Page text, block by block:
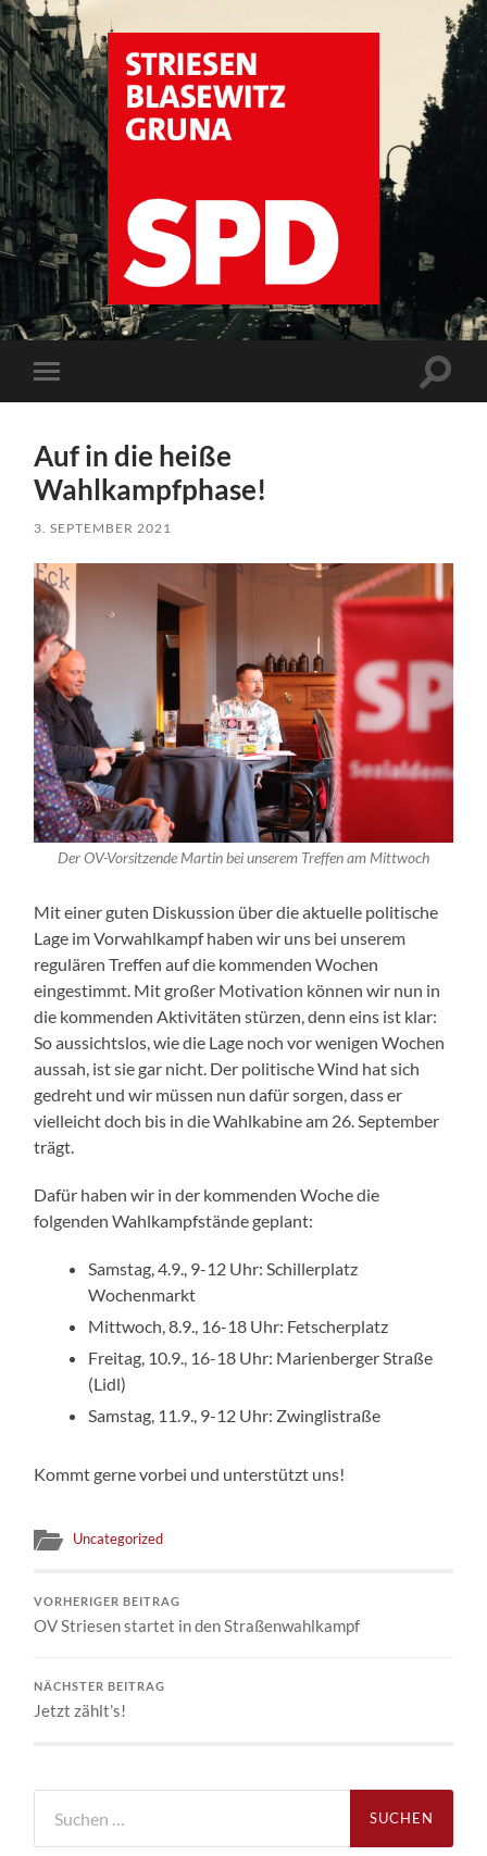
SPD
Dresden
Striesen
Mobile-
Menü
Auf in die heiße
Wahlkampfphase!
3. SEPTEMBER 2021
Der OV-Vorsitzende Martin bei unserem Treffen am Mittwoch
Mit einer guten Diskussion über die aktuelle politische
Lage im Vorwahlkampf haben wir uns bei unserem
regulären Treffen auf die kommenden Wochen
eingestimmt. Mit großer Motivation können wir nun in
die kommenden Aktivitäten stürzen, denn eins ist klar:
So aussichtslos, wie die Lage noch vor wenigen Wochen
aussah, ist sie gar nicht. Der politische Wind hat sich
gedreht und wir müssen nun dafür sorgen, dass er
vielleicht doch bis in die Wahlkabine am 26. September
trägt.
Dafür haben wir in der kommenden Woche die
folgenden Wahlkampfstände geplant:
Samstag, 4.9., 9-12 Uhr: Schillerplatz
Wochenmarkt
Mittwoch, 8.9., 16-18 Uhr: Fetscherplatz
Freitag, 10.9., 16-18 Uhr: Marienberger Straße
(Lidl)
Samstag, 11.9., 9-12 Uhr: Zwinglistraße
Kommt gerne vorbei und unterstützt uns!
Uncategorized
VORHERIGER BEITRAG
OV Striesen startet in den Straßenwahlkampf
NÄCHSTER BEITRAG
Jetzt zählt’s!
nach: